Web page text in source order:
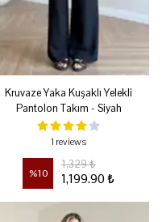
Kruvaze Yaka Kuşaklı Yelekli
Pantolon Takım - Siyah
1 reviews
%10
1,329 ₺
1,199.90 ₺